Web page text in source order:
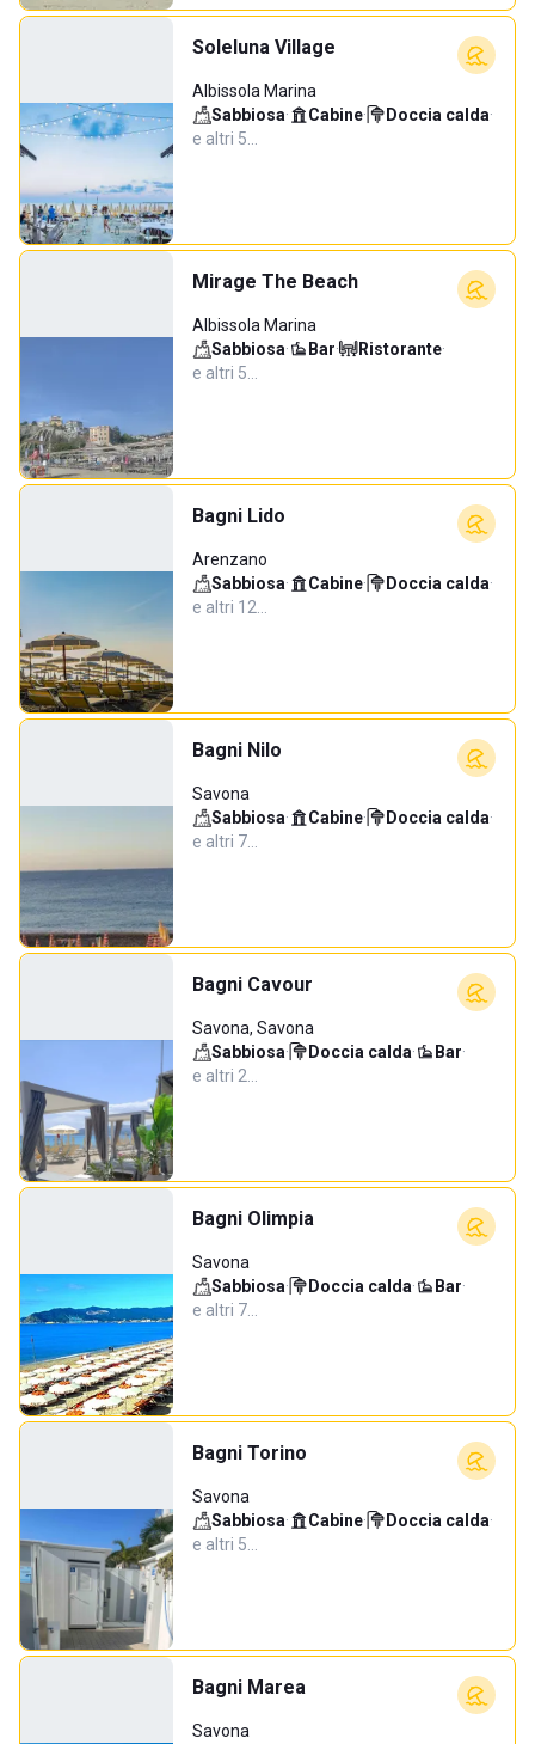
Soleluna Village
Albissola Marina
Sabbiosa· Cabine· Doccia calda·
e altri 5…
Mirage The Beach
Albissola Marina
Sabbiosa· Bar· Ristorante·
e altri 5…
Bagni Lido
Arenzano
Sabbiosa· Cabine· Doccia calda·
e altri 12…
Bagni Nilo
Savona
Sabbiosa· Cabine· Doccia calda·
e altri 7…
Bagni Cavour
Savona, Savona
Sabbiosa· Doccia calda· Bar·
e altri 2…
Bagni Olimpia
Savona
Sabbiosa· Doccia calda· Bar·
e altri 7…
Bagni Torino
Savona
Sabbiosa· Cabine· Doccia calda·
e altri 5…
Bagni Marea
Savona